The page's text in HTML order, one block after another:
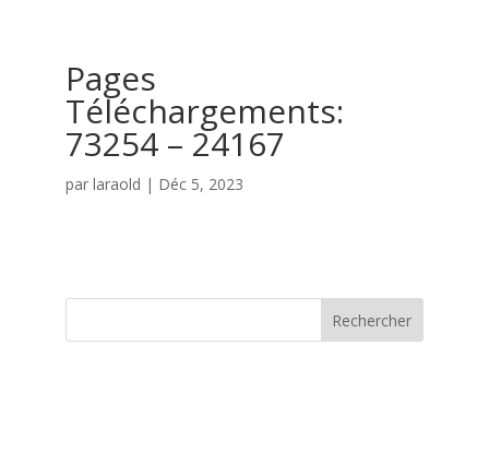
Pages
Téléchargements:
73254 – 24167
par laraold | Déc 5, 2023
Rechercher